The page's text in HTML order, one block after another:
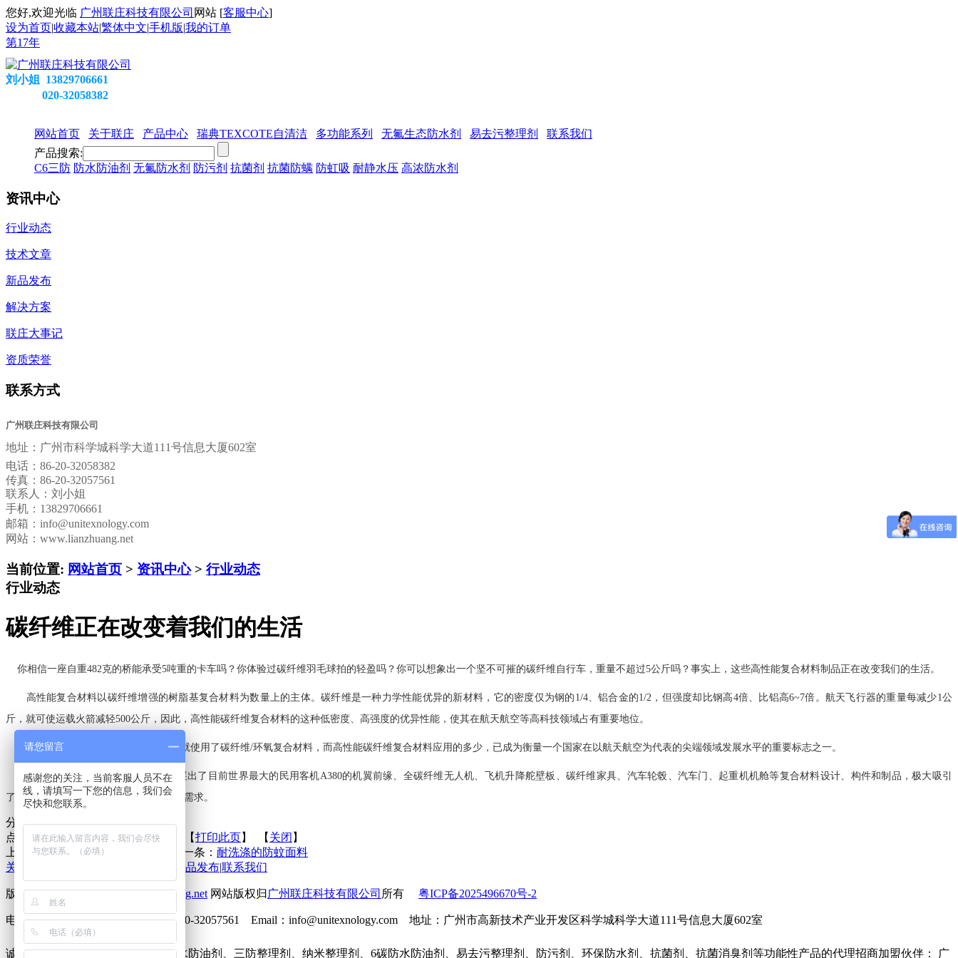
您好,欢迎光临 广州联庄科技有限公司 网站 [客服中心]
设为首页|收藏本站|繁体中文|手机版|我的订单
第17年
刘小姐 13829706661
020-32058382
网站首页 关于联庄 产品中心 瑞典TEXCOTE自清洁 多功能系列 无氟生态防水剂 易去污整理剂
联系我们
产品搜索:
C6三防 防水防油剂 无氟防水剂 防污剂 抗菌剂 抗菌防螨 防虹吸 耐静水压 高浓防水剂
资讯中心
行业动态
技术文章
新品发布
解决方案
联庄大事记
资质荣誉
联系方式
广州联庄科技有限公司
地址： 广州市科学城科学大道111号信息大厦602室
电话： 86-20-32058382
传真： 86-20-32057561
联系人：刘小姐
手机：13829706661
邮箱： info@unitexnology.com
网站：www.lianzhuang.net
当前位置: 网站首页 > 资讯中心> 行业动态
行业动态
碳纤维正在改变着我们的生活
你相信一座自重482克的桥能承受5吨重的卡车吗？你体验过碳纤维羽毛球拍的轻盈吗？你可以想象出一个坚不可摧的碳纤维自行车，重量不超过5公斤吗？事实上，这些高性能复合材料制品正在改变我们的生活。
高性能复合材料以碳纤维增强的树脂基复合材料为数量上的主体。碳纤维是一种力学性能优异的新材料，它的密度仅为钢的1/4、铝合金的1/2，但强度却比钢高4倍、比铝高6~7倍。航天飞行器的重量每减少1公
斤，就可使运载火箭减轻500公斤，因此，高性能碳纤维复合材料的这种低密度、高强度的优异性能，使其在航天航空等高科技领域占有重要地位。
早在1984年，我国东方红1号卫星上就使用了碳纤维/环氧复合材料，而高性能碳纤维复合材料应用的多少，已成为衡量一个国家在以航天航空为代表的尖端领域发展水平的重要标志之一。
今年的“第二季超级碳纤维体验日”展出了目前世界最大的民用客机A380的机翼前缘、全碳纤维无人机、飞机升降舵壁板、碳纤维家具、汽车轮毂、汽车门、起重机机舱等复合材料设计、构件和制品，极大吸引
了“碳粉”们的眼球，也满足了技术交流的需求。
分享到：
点击次数：更新时间：2015-06-17 【打印此页 】 【 关闭 】
上一条：面料掉色与褪色的区别 下一条： 耐洗涤的防蚊面料
关于联庄
新品发布联系我们
版权所有 2013©http://www.lianzhuang.net网站版权归 广州联庄科技有限公司 所有 粤ICP备2025496670号-2
电话：86-20-32058382 传真：86-20-32057561 Email：info@unitexnology.com 地址：广州市高新技术产业开发区科学城科学大道111号信息大厦602室
诚征下列地区无氟防水剂、六碳防水防油剂、三防整理剂、纳米整理剂、6碳防水防油剂、易去污整理剂、防污剂、环保防水剂、抗菌剂、抗菌消臭剂等功能性产品的代理招商加盟伙伴： 广
请您留言
感谢您的关注，当前客服人员不在
线，请填写一下您的信息，我们会
尽快和您联系。